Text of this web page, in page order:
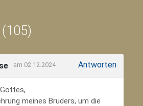
am 02.12.2024 Antworten
meines Bruders, um die